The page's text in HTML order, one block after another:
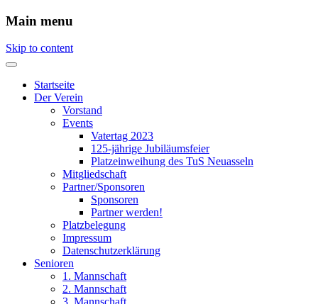
Main menu
Skip to content
Startseite
Der Verein
Vorstand
Events
Vatertag 2023
125-jährige Jubiläumsfeier
Platzeinweihung des TuS Neuasseln
Mitgliedschaft
Partner/Sponsoren
Sponsoren
Partner werden!
Platzbelegung
Impressum
Datenschutzerklärung
Senioren
1. Mannschaft
2. Mannschaft